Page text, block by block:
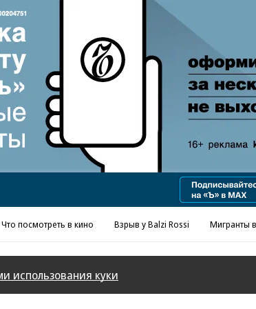
Реклама в «Ъ» www.kommersant.ru/ad
Что посмотреть в кино Взрыв у Balzi Rossi Мигранты
использования куки